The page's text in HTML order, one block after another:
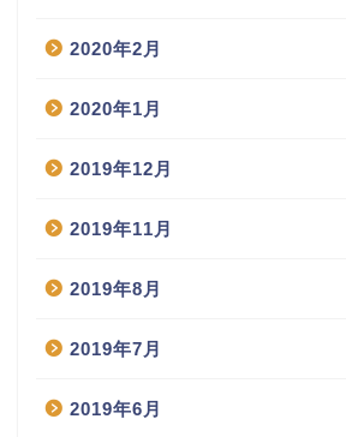
2020年2月
2020年1月
2019年12月
2019年11月
2019年8月
2019年7月
2019年6月